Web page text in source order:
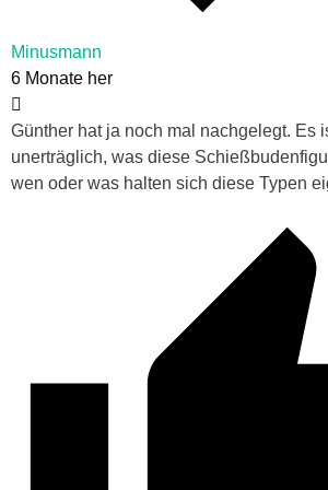
Minusmann
6 Monate her
Günther hat ja noch mal nachgelegt. Es
unerträglich, was diese
wen oder was halten sich diese Typen